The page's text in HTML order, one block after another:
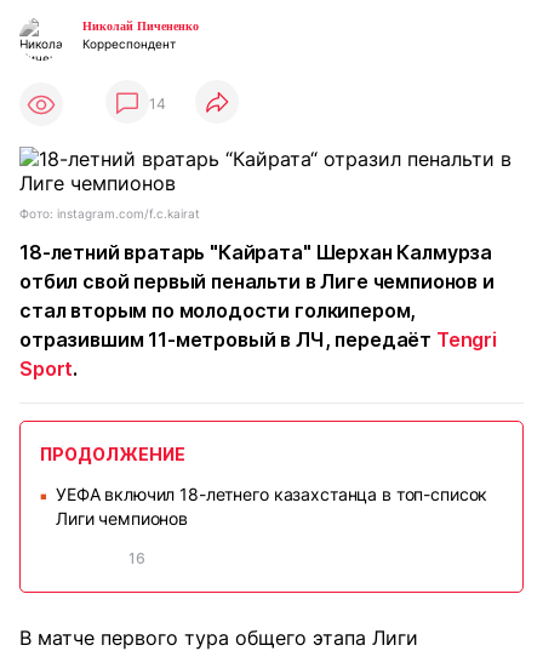
Николай Пичененко
Корреспондент
14
Фото: instagram.com/f.c.kairat
18-летний вратарь "Кайрата" Шерхан Калмурза
отбил свой первый пенальти в Лиге чемпионов и
стал вторым по молодости голкипером,
отразившим 11-метровый в ЛЧ, передаёт Tengri
Sport.
ПРОДОЛЖЕНИЕ
■
УЕФА включил 18-летнего казахстанца в топ-список
Лиги чемпионов
16
В матче первого тура общего этапа Лиги